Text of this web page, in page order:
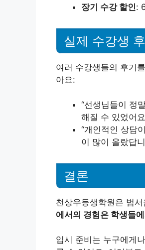
장기 수강 할인:
실제 수강생
여러 수강생들의 후기
아요:
“선생님들이 정
해질 수 있었어
“개인적인 상담
이 많이 올랐답
결론
천상우등생학원은 범
에서의 경험은 학생들
입시 준비는 누구에게